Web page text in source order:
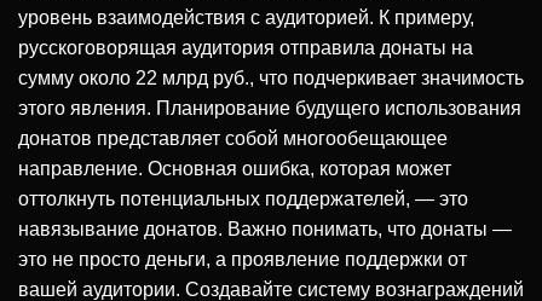
уровень взаимодействия с аудиторией. К примеру,
русскоговорящая аудитория отправила донаты на
сумму около 22 млрд руб., что подчеркивает значимость
этого явления. Планирование будущего использования
донатов представляет собой многообещающее
направление. Основная ошибка, которая может
оттолкнуть потенциальных поддержателей, — это
навязывание донатов. Важно понимать, что донаты —
это не просто деньги, а проявление поддержки от
вашей аудитории. Создавайте систему вознаграждений